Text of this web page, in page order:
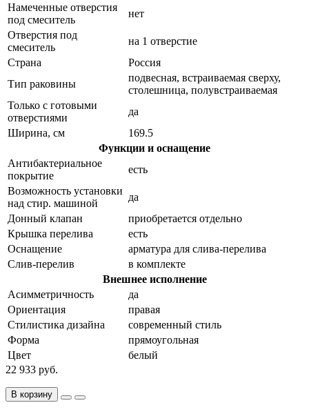
Намеченные отверстия
под смеситель
нет
Отверстия под
смеситель
на 1 отверстие
Страна
Россия
Тип раковины
подвесная, встраиваемая сверху,
столешница, полувстраиваемая
Только с готовыми
отверстиями
да
Ширина, см
169.5
Функции и оснащение
Антибактериальное
покрытие
есть
Возможность установки
над стир. машиной
да
Донный клапан
приобретается отдельно
Крышка перелива
есть
Оснащение
арматура для слива-перелива
Слив-перелив
в комплекте
Внешнее исполнение
Асимметричность
да
Ориентация
правая
Стилистика дизайна
современный стиль
Форма
прямоугольная
Цвет
белый
22 933 руб.
В корзину